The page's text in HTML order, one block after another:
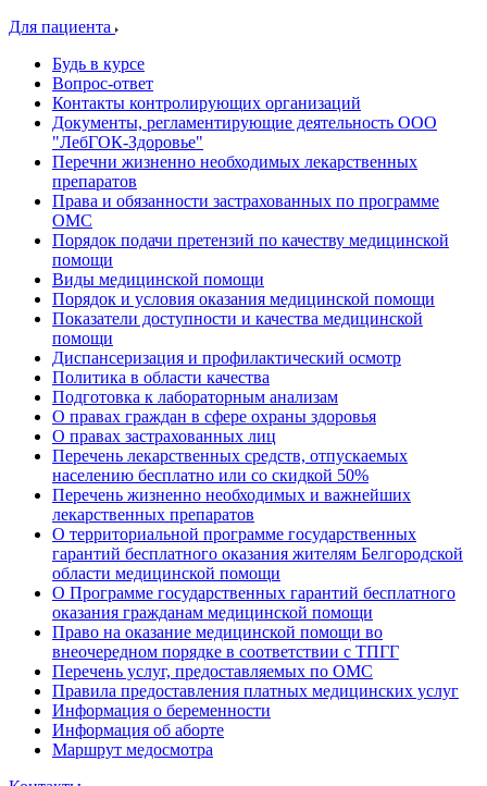
Для пациента
Будь в курсе
Вопрос-ответ
Контакты контролирующих организаций
Документы, регламентирующие деятельность ООО
"ЛебГОК-Здоровье"
Перечни жизненно необходимых лекарственных
препаратов
Права и обязанности застрахованных по программе
ОМС
Порядок подачи претензий по качеству медицинской
помощи
Виды медицинской помощи
Порядок и условия оказания медицинской помощи
Показатели доступности и качества медицинской
помощи
Диспансеризация и профилактический осмотр
Политика в области качества
Подготовка к лабораторным анализам
О правах граждан в сфере охраны здоровья
О правах застрахованных лиц
Перечень лекарственных средств, отпускаемых
населению бесплатно или со скидкой 50%
Перечень жизненно необходимых и важнейших
лекарственных препаратов
О территориальной программе государственных
гарантий бесплатного оказания жителям Белгородской
области медицинской помощи
О Программе государственных гарантий бесплатного
оказания гражданам медицинской помощи
Право на оказание медицинской помощи во
внеочередном порядке в соответствии с ТПГГ
Перечень услуг, предоставляемых по ОМС
Правила предоставления платных медицинских услуг
Информация о беременности
Информация об аборте
Маршрут медосмотра